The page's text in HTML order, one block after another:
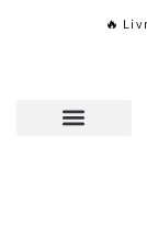
🔥